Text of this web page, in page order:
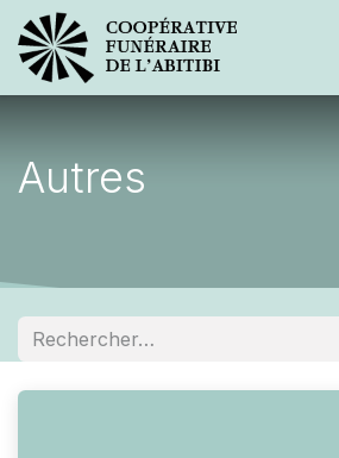
Autres